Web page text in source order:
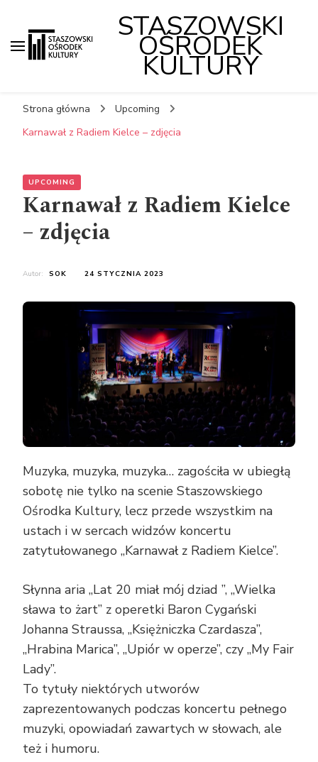
STASZOWSKI
OŚRODEK
KULTURY
Strona główna
Upcoming
Karnawał z Radiem Kielce – zdjęcia
UPCOMING
Karnawał z Radiem Kielce
– zdjęcia
Autor: SOK 24 STYCZNIA 2023
Muzyka, muzyka, muzyka… zagościła w ubiegłą
sobotę nie tylko na scenie Staszowskiego
Ośrodka Kultury, lecz przede wszystkim na
ustach i w sercach widzów koncertu
zatytułowanego „Karnawał z Radiem Kielce”.
Słynna aria „Lat 20 miał mój dziad ”, „Wielka
sława to żart” z operetki Baron Cygański
Johanna Straussa, „Księżniczka Czardasza”,
„Hrabina Marica”, „Upiór w operze”, czy „My Fair
Lady”.
To tytuły niektórych utworów
zaprezentowanych podczas koncertu pełnego
muzyki, opowiadań zawartych w słowach, ale
też i humoru.